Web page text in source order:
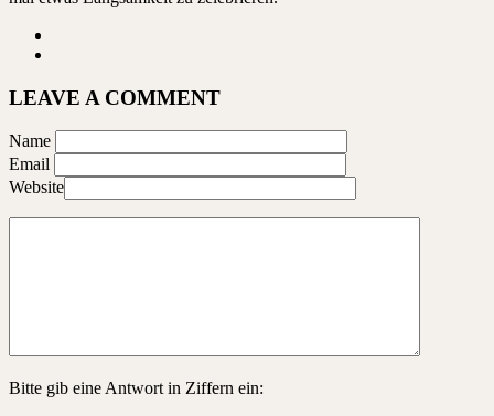
LEAVE A COMMENT
Name
Email
Website
Bitte gib eine Antwort in Ziffern ein: